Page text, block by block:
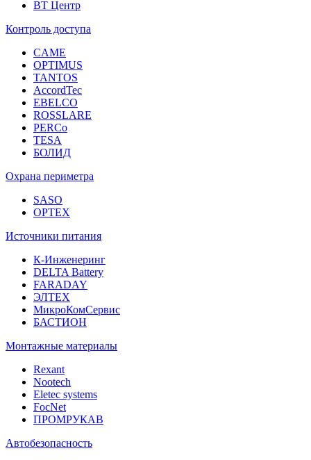
ВТ Центр
Контроль доступа
CAME
OPTIMUS
TANTOS
AccordTec
EBELCO
ROSSLARE
PERCo
TESA
БОЛИД
Охрана периметра
SASO
OPTEX
Источники питания
К-Инженеринг
DELTA Battery
FARADAY
ЭЛТЕХ
МикроКомСервис
БАСТИОН
Монтажные материалы
Rexant
Nootech
Eletec systems
FocNet
ПРОМРУКАВ
Автобезопасность